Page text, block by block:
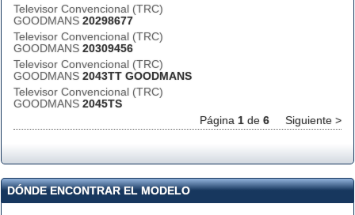
Televisor Convencional (TRC)
GOODMANS 20298677
Televisor Convencional (TRC)
GOODMANS 20309456
Televisor Convencional (TRC)
GOODMANS 2043TT GOODMANS
Televisor Convencional (TRC)
GOODMANS 2045TS
Página 1 de 6 Siguiente >
DÓNDE ENCONTRAR EL MODELO